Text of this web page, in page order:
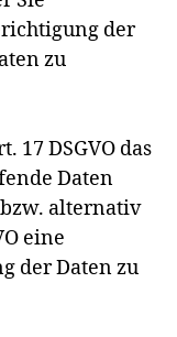
der
zu
17 DSGVO das
Daten
alternativ
eine
der Daten zu